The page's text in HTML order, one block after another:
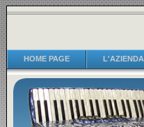
HOME PAGE L'AZIENDA